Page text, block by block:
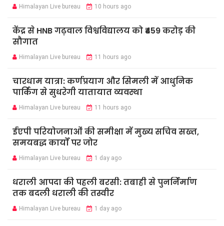
Himalayan Live bureau 10 hours ago
केंद्र से HNB गढ़वाल विश्वविद्यालय को ₹459 करोड़ की
सौगात
Himalayan Live bureau 11 hours ago
चारधाम यात्रा: कर्णप्रयाग और सिमली में आधुनिक
पार्किंग से सुधरेगी यातायात व्यवस्था
Himalayan Live bureau 11 hours ago
ईएपी परियोजनाओं की समीक्षा में मुख्य सचिव सख्त,
समयबद्ध कार्यों पर जोर
Himalayan Live bureau 1 day ago
धराली आपदा की पहली बरसी: तबाही से पुनर्निर्माण
तक बदली धराली की तस्वीर
Himalayan Live bureau 1 day ago